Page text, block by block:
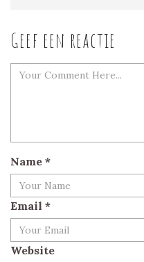
Geef een reactie
Name *
Email *
Website